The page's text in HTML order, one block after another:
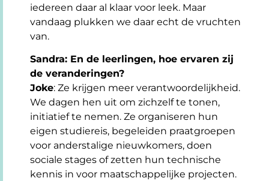
iedereen daar al klaar voor leek. Maar
vandaag plukken we daar echt de vruchten
van.
Sandra: En de leerlingen, hoe ervaren zij
de veranderingen?
Joke: Ze krijgen meer verantwoordelijkheid.
We dagen hen uit om zichzelf te tonen,
initiatief te nemen. Ze organiseren hun
eigen studiereis, begeleiden praatgroepen
voor anderstalige nieuwkomers, doen
sociale stages of zetten hun technische
kennis in voor maatschappelijke projecten.